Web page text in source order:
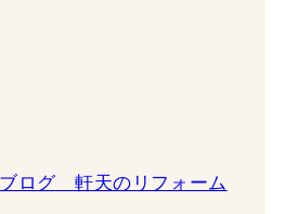
ログ 軒天のリフォーム